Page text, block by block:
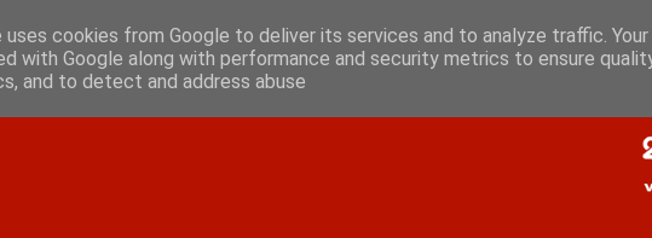
أعلن معانا اتصل بنا اقرأ الصحيفة PDF
uses cookies from Google to deliver its services and to analyze traffic.
with Google along with performance and security metrics to ensure
and to detect and address abuse.